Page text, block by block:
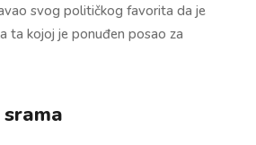
svog političkog favorita da je
ta kojoj je ponuđen posao za